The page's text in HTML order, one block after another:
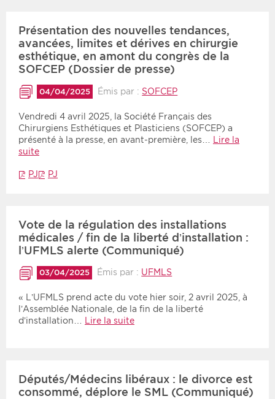
Présentation des nouvelles tendances,
avancées, limites et dérives en chirurgie
esthétique, en amont du congrès de la
SOFCEP (Dossier de presse)
04/04/2025 Émis par : SOFCEP
Vendredi 4 avril 2025, la Société Français des
Chirurgiens Esthétiques et Plasticiens (SOFCEP) a
présenté à la presse, en avant-première, les…
Lire la
suite
PJ PJ
Vote de la régulation des installations
médicales / fin de la liberté d’installation :
l’UFMLS alerte (Communiqué)
03/04/2025 Émis par : UFMLS
« L’UFMLS prend acte du vote hier soir, 2 avril 2025, à
l’Assemblée Nationale, de la fin de la liberté
d’installation…
Lire la suite
Députés/Médecins libéraux : le divorce est
consommé, déplore le SML (Communiqué)